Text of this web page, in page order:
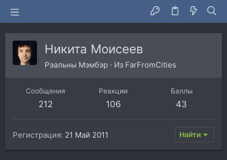
Никита Моисеев
Рэальны Мэмбэр · Из FarFromCities
Сообщения
212
Реакции
106
Баллы
43
Регистрация 21 Май 2011 Найти